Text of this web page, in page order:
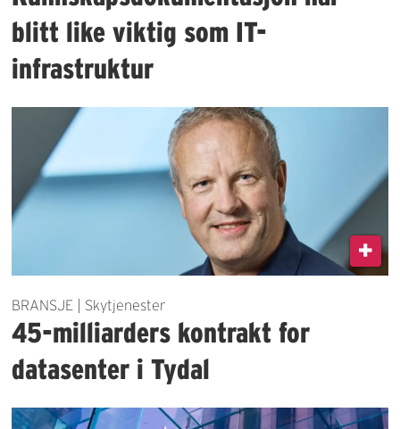
blitt like viktig som IT-
infrastruktur
BRANSJE | Skytjenester
45-milliarders kontrakt for
datasenter i Tydal